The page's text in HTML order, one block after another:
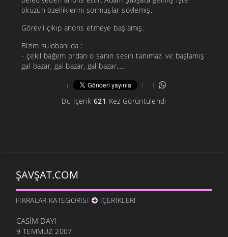
öküzün özelliklerini sormuşlar söylemiş.
Görevli çıkıp anons etmeye başlamış.
Bizim sulobanlıda :
- çekil bağem ordan o sanın sesın tanımaz. ve başlamış
gal bazar, gal bazar, gal bazar.....
Bu İçerik 621 Kez Görüntülendi
ŞAVŞAT.COM
FIKRALAR KATEGORISI İÇERIKLERI
CASIM DAYI
9 TEMMUZ 2007